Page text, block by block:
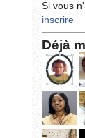
Si vous
inscrire
Déjà